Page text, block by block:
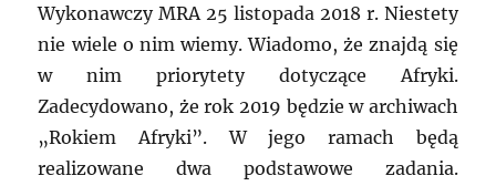
Wykonawczy MRA 25 listopada 2018 r. Niestety
nie wiele o nim wiemy. Wiadomo, że znajdą się
w nim priorytety dotyczące Afryki.
Zadecydowano, że rok 2019 będzie w archiwach
„Rokiem Afryki”. W jego ramach będą
realizowane dwa podstawowe zadania.